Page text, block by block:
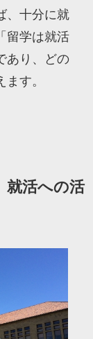
、十分に就
留学は就活
あり、どの
す。
活への活